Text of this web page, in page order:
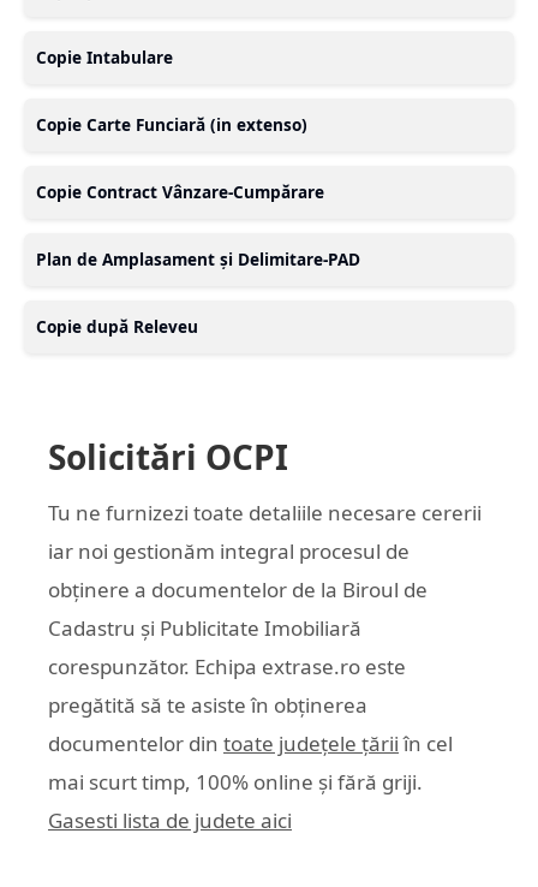
Copie Intabulare
Copie Carte Funciară (in extenso)
Copie Contract Vânzare-Cumpărare
Plan de Amplasament și Delimitare-PAD
Copie după Releveu
Solicitări OCPI
Tu ne furnizezi toate detaliile necesare cererii
iar noi gestionăm integral procesul de
obținere a documentelor de la Biroul de
Cadastru și Publicitate Imobiliară
corespunzător. Echipa extrase.ro este
pregătită să te asiste în obținerea
documentelor din toate județele țării în cel
mai scurt timp, 100% online și fără griji.
Gasesti lista de judete aici